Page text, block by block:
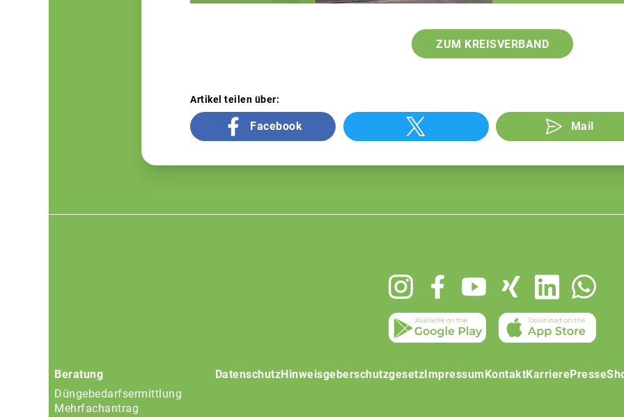
ZUM KREISVERBAND
Artikel teilen über:
Facebook Mail
Beratung
Düngebedarfsermittlung
Mehrfachantrag
DatenschutzHinweisgeberschutzgesetzImpressumKontaktKarrierePresse